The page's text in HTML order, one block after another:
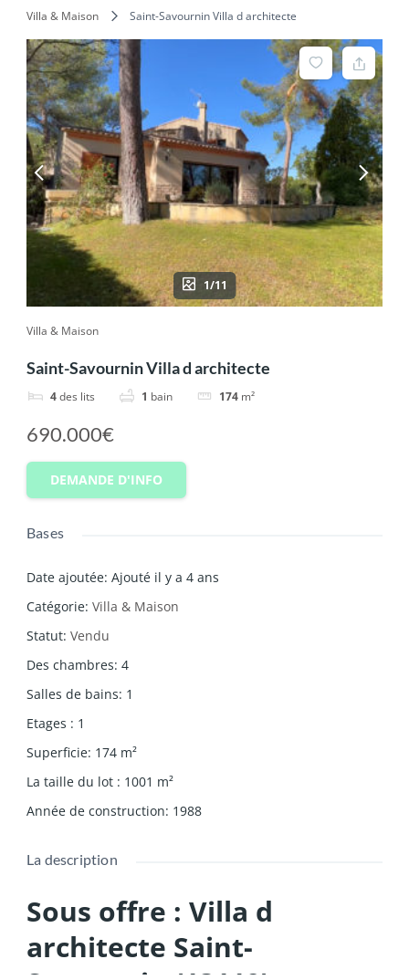
Villa & Maison Saint-Savournin Villa d architecte
1/11
Villa & Maison
Saint-Savournin Villa d architecte
4des lits 1 bain 174 m²
690.000€
DEMANDE D'INFO
Bases
Date ajoutée: Ajouté il y a 4 ans
Catégorie: Villa & Maison
Statut: Vendu
Des chambres: 4
Salles de bains: 1
Etages : 1
Superficie: 174 m²
La taille du lot : 1001 m²
Année de construction: 1988
La description
Sous offre : Villa d
architecte Saint-